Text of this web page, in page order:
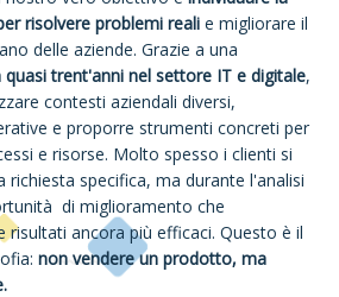
risolvere problemi reali e migliorare il
delle aziende. Grazie a una
trent'anni nel settore IT e digitale,
contesti aziendali diversi,
e proporre strumenti concreti per
e risorse. Molto spesso i clienti si
richiesta specifica, ma durante l'analisi
di miglioramento che
ancora più efficaci. Questo è il
non vendere un prodotto, ma